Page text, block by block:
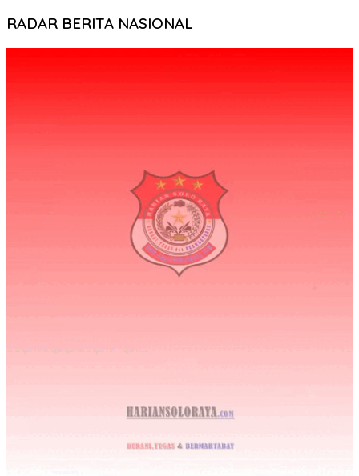
RADAR BERITA NASIONAL